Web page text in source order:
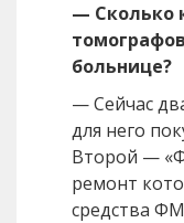
— Сколько
больнице?
— Сейчас
для него
Второй —
ремонт
средства